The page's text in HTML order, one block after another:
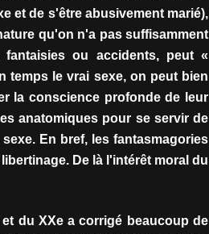
et de s'être abusivement marié),
qu'on n'a pas suffisamment
ou accidents, peut «
temps le vrai sexe, on peut bien
la conscience profonde de leur
anatomiques pour se servir de
En bref, les fantasmagories
De là l'intérêt moral du
du XXe a corrigé beaucoup de